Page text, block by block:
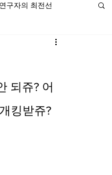
연구자의 최전선
되쥬? 어
킹받쥬?